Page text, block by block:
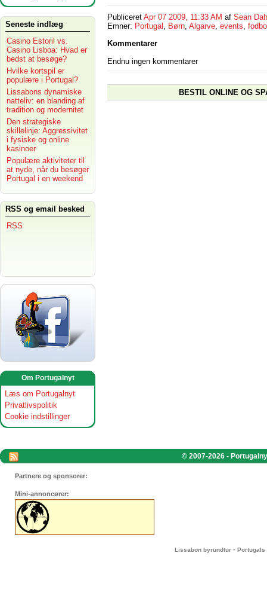
Seneste indlæg
Casino Estoril vs.
Casino Lisboa: Hvad er
bedst at besøge?
Hvilke kortspil er
populære i Portugal?
Lissabons dynamiske
natteliv: en blanding af
tradition og modernitet
Den strategiske
skillelinje: Aggressivitet
i fysiske og online
kasinoer
Populære aktiviteter til
at nyde, når du besøger
Portugal i en weekend
RSS og email besked
RSS
Om Portugalnyt
Læs om Portugalnyt
Privatlivspolitik
Cookie indstillinger
Publiceret Apr 07 2009, 11:33 AM af Sean
Emner: Portugal , Børn, Algarve, events,
Kommentarer
Endnu ingen kommentarer
BESTIL ONLINE OG
© 2007-2026 -
Partnere og sponsorer:
Mini-annoncører:
Lissabon byrundtur - Portugals